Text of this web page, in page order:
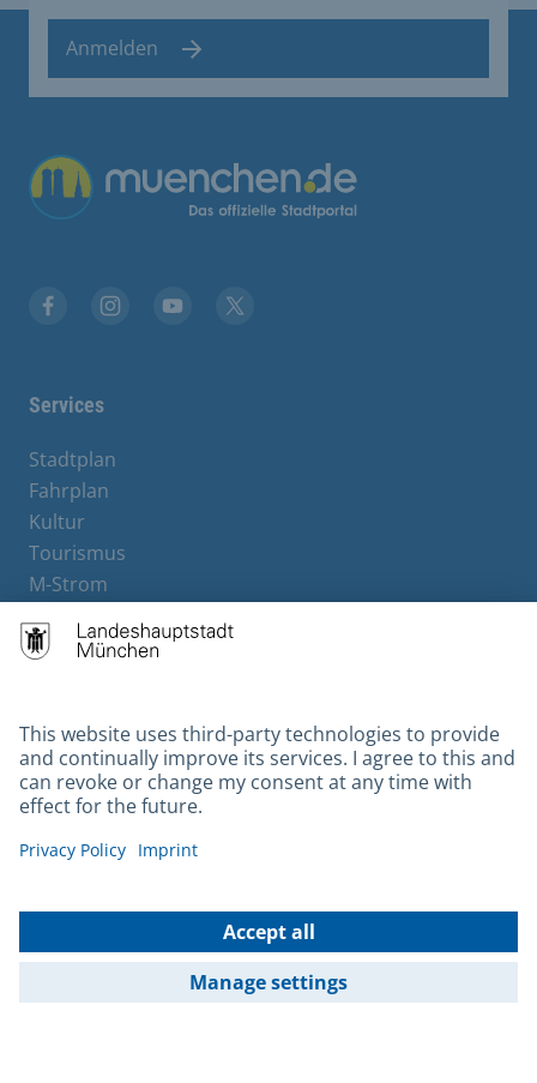
Anmelden
Übergreifende Links
Services
Stadtplan
Fahrplan
Kultur
Tourismus
M-Strom
Hotels
Contact
Barrierefreiheit
Leichte Sprache
Gebärdensprache
Kontakt